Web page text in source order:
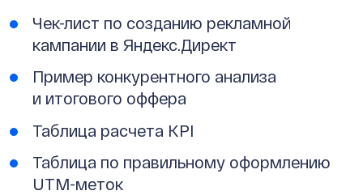
Чек-лист по созданию рекламной
кампании в Яндекс.Директ
Пример конкурентного анализа
и итогового оффера
Таблица расчета KPI
Таблица по правильному оформлению
UTM-меток